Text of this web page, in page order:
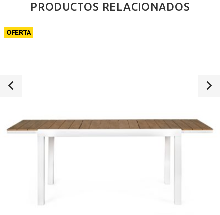
PRODUCTOS RELACIONADOS
OFERTA